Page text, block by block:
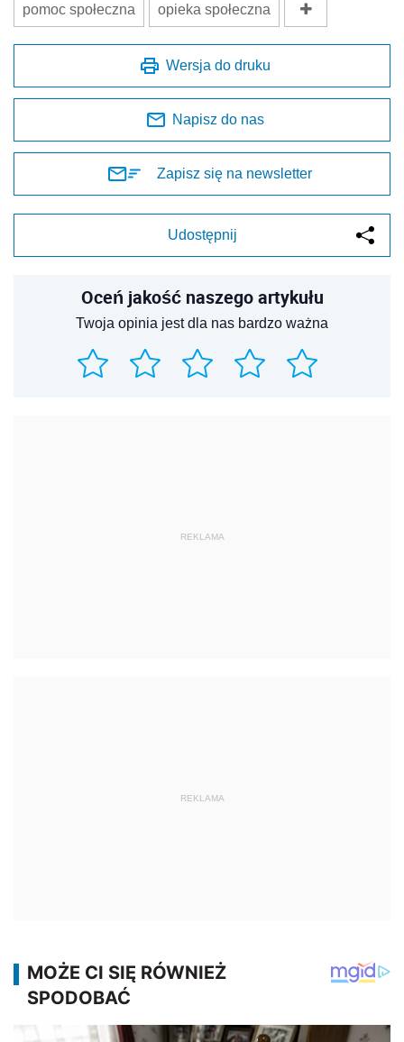
pomoc społeczna opieka społeczna
Wersja do druku
Napisz do nas
Zapisz się na newsletter
Udostępnij
Oceń jakość naszego artykułu
Twoja opinia jest dla nas bardzo ważna
REKLAMA
REKLAMA